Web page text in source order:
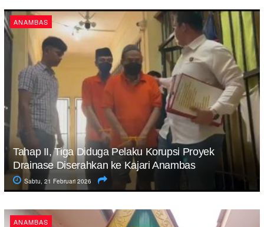
ANAMBAS
Tahap II, Tiga Diduga Pelaku Korupsi Proyek
Drainase Diserahkan ke Kajari Anambas
Sabtu, 21 Februari 2026
ANAMBAS